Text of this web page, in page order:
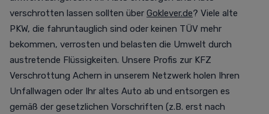
verschrotten lassen sollten über Goklever.de? Viele alte
PKW, die fahruntauglich sind oder keinen TÜV mehr
bekommen, verrosten und belasten die Umwelt durch
austretende Flüssigkeiten. Unsere Profis zur KFZ
Verschrottung Achern in unserem Netzwerk holen Ihren
Unfallwagen oder Ihr altes Auto ab und entsorgen es
gemäß der gesetzlichen Vorschriften (z.B. erst nach